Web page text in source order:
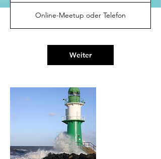
i
n
Online-Meetup oder Telefon
Weiter